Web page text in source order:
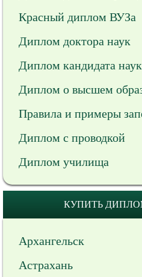
Красный диплом ВУЗа
Диплом доктора наук
Диплом кандидата наук
Диплом о высшем
Правила и примеры
Диплом с проводкой
Диплом училища
КУПИТЬ
Архангельск
Астрахань